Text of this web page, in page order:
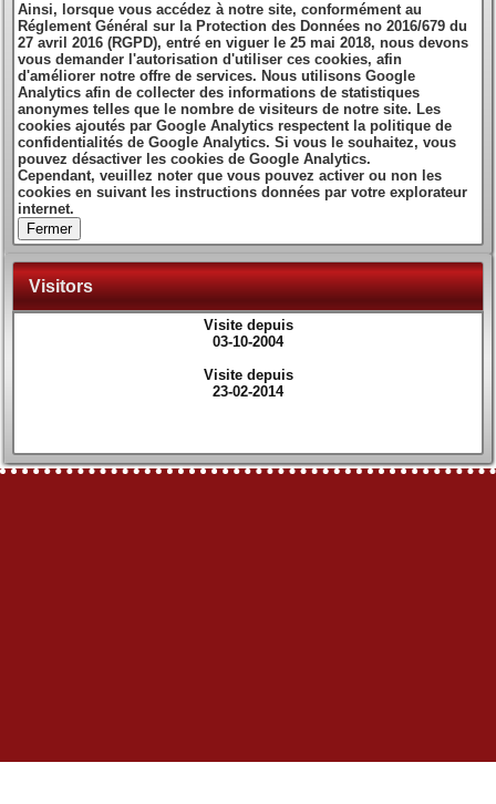
Ainsi, lorsque vous accédez à notre site, conformément au
Réglement Général sur la Protection des Données no 2016/679 du
27 avril 2016 (RGPD), entré en viguer le 25 mai 2018, nous devons
vous demander l'autorisation d'utiliser ces cookies, afin
d'améliorer notre offre de services. Nous utilisons Google
Analytics afin de collecter des informations de statistiques
anonymes telles que le nombre de visiteurs de notre site. Les
cookies ajoutés par Google Analytics respectent la politique de
confidentialités de Google Analytics. Si vous le souhaitez, vous
pouvez désactiver les cookies de Google Analytics.
Cependant, veuillez noter que vous pouvez activer ou non les
cookies en suivant les instructions données par votre explorateur
internet.
Fermer
Visitors
Visite depuis
03-10-2004
Visite depuis
23-02-2014